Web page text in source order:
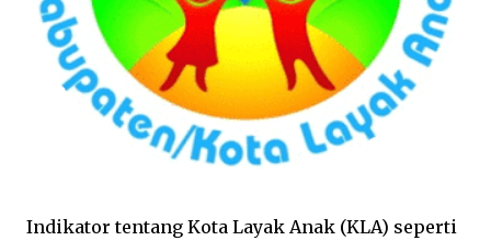
Indikator tentang Kota Layak Anak (KLA) seperti